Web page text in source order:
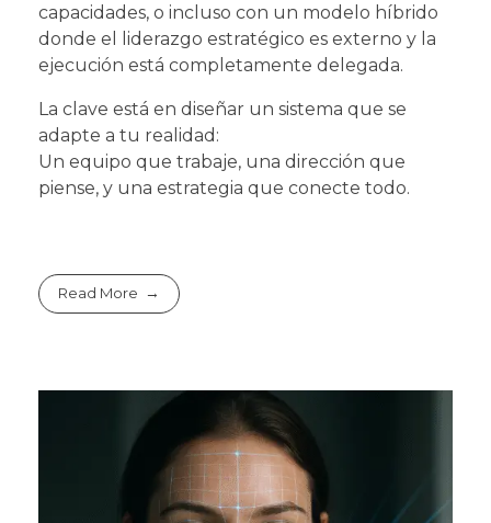
capacidades, o incluso con un modelo híbrido
donde el liderazgo estratégico es externo y la
ejecución está completamente delegada.
La clave está en diseñar un sistema que se
adapte a tu realidad:
Un equipo que trabaje, una dirección que
piense, y una estrategia que conecte todo.
Read More